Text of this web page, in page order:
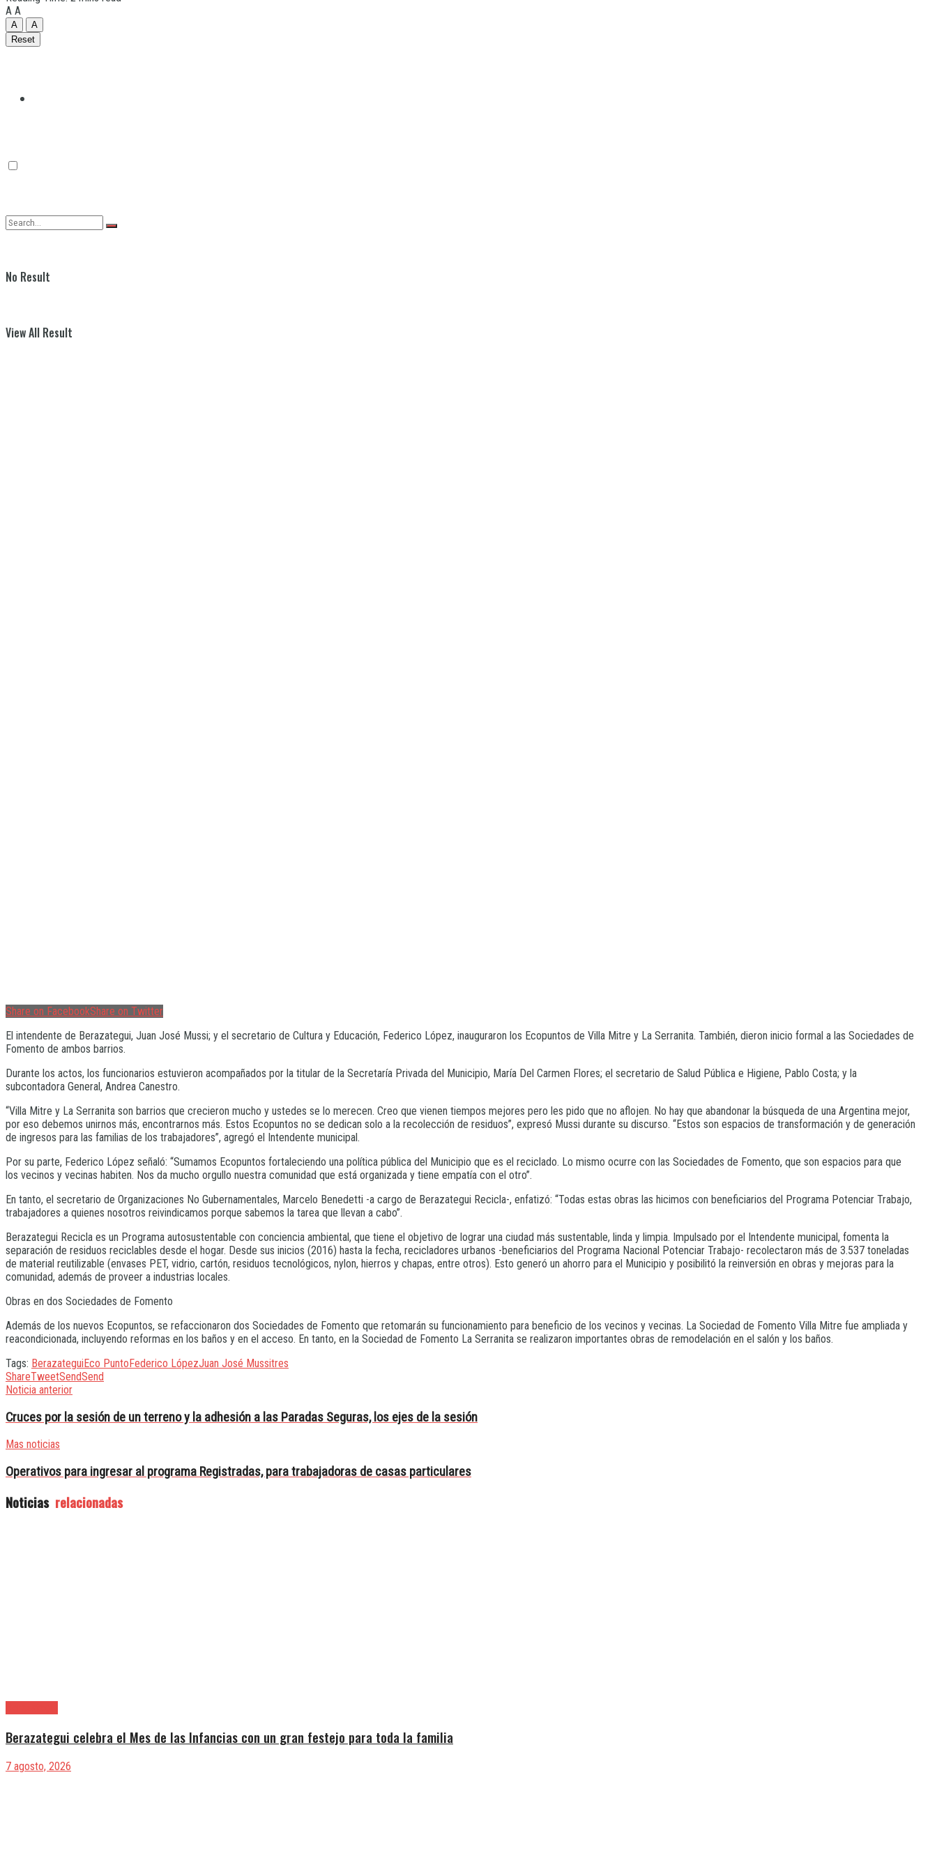
Quilmes
No Result
View All Result
A A
A
A
Reset
Share on FacebookShare on Twitter
El intendente de Berazategui, Juan José Mussi; y el secretario de Cultura y Educación, Federico López, inauguraron los Ecopuntos de Villa Mitre y La Serranita. También, dieron inicio formal a las Sociedades de
Fomento de ambos barrios.
Durante los actos, los funcionarios estuvieron acompañados por la titular de la Secretaría Privada del Municipio, María Del Carmen Flores; el secretario de Salud Pública e Higiene, Pablo Costa; y la
subcontadora General, Andrea Canestro.
“Villa Mitre y La Serranita son barrios que crecieron mucho y ustedes se lo merecen. Creo que vienen tiempos mejores pero les pido que no aflojen. No hay que abandonar la búsqueda de una Argentina mejor,
por eso debemos unirnos más, encontrarnos más. Estos Ecopuntos no se dedican solo a la recolección de residuos”, expresó Mussi durante su discurso. “Estos son espacios de transformación y de generación
de ingresos para las familias de los trabajadores”, agregó el Intendente municipal.
Por su parte, Federico López señaló: “Sumamos Ecopuntos fortaleciendo una política pública del Municipio que es el reciclado. Lo mismo ocurre con las Sociedades de Fomento, que son espacios para que
los vecinos y vecinas habiten. Nos da mucho orgullo nuestra comunidad que está organizada y tiene empatía con el otro”.
En tanto, el secretario de Organizaciones No Gubernamentales, Marcelo Benedetti -a cargo de Berazategui Recicla-, enfatizó: “Todas estas obras las hicimos con beneficiarios del Programa Potenciar Trabajo,
trabajadores a quienes nosotros reivindicamos porque sabemos la tarea que llevan a cabo”.
Berazategui Recicla es un Programa autosustentable con conciencia ambiental, que tiene el objetivo de lograr una ciudad más sustentable, linda y limpia. Impulsado por el Intendente municipal, fomenta la
separación de residuos reciclables desde el hogar. Desde sus inicios (2016) hasta la fecha, recicladores urbanos -beneficiarios del Programa Nacional Potenciar Trabajo- recolectaron más de 3.537 toneladas
de material reutilizable (envases PET, vidrio, cartón, residuos tecnológicos, nylon, hierros y chapas, entre otros). Esto generó un ahorro para el Municipio y posibilitó la reinversión en obras y mejoras para la
comunidad, además de proveer a industrias locales.
Obras en dos Sociedades de Fomento
Además de los nuevos Ecopuntos, se refaccionaron dos Sociedades de Fomento que retomarán su funcionamiento para beneficio de los vecinos y vecinas. La Sociedad de Fomento Villa Mitre fue ampliada y
reacondicionada, incluyendo reformas en los baños y en el acceso. En tanto, en la Sociedad de Fomento La Serranita se realizaron importantes obras de remodelación en el salón y los baños.
Tags: BerazateguiEco PuntoFederico LópezJuan José Mussitres
ShareTweetSendSend
Noticia anterior
Cruces por la sesión de un terreno y la adhesión a las Paradas Seguras, los ejes de la sesión
Mas noticias
Operativos para ingresar al programa Registradas, para trabajadoras de casas particulares
Noticias relacionadas
Berazategui celebra el Mes de las Infancias con un gran festejo para toda la familia
7 agosto, 2026